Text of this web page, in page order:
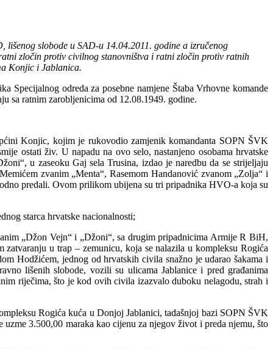
lišenog slobode u SAD-u 14.04.2011. godine a izručenog
zločin protiv civilnog stanovništva i ratni zločin protiv ratnih
Konjic i Jablanica.
odreda za posebne namjene Štaba Vrhovne komande
sa ratnim zarobljenicima od 12.08.1949. godine.
Konjic, kojim je rukovodio zamjenik komandanta SOPN ŠVK
ostati živ. U napadu na ovo selo, nastanjeno osobama hrvatske
u zaseoku Gaj sela Trusina, izdao je naredbu da se strijeljaju
zvanim „Menta“, Rasemom Handanović zvanom „Zolja“ i
predali. Ovom prilikom ubijena su tri pripadnika HVO-a koja su
starca hrvatske nacionalnosti;
„Džon Vejn“ i „Džoni“, sa drugim pripadnicima Armije R BiH,
u trap – zemunicu, koja se nalazila u kompleksu Rogića
Hodžićem, jednog od hrvatskih civila snažno je udarao šakama i
lišenih slobode, vozili su ulicama Jablanice i pred građanima
riječima, što je kod ovih civila izazvalo duboku nelagodu, strah i
Rogića kuća u Donjoj Jablanici, tadašnjoj bazi SOPN ŠVK
3.500,00 maraka kao cijenu za njegov život i preda njemu, što